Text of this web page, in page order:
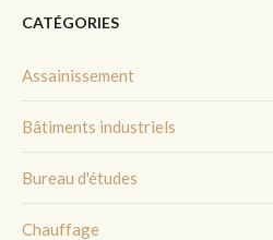
CATÉGORIES
Assainissement
Bâtiments industriels
Bureau d'études
Chauffage